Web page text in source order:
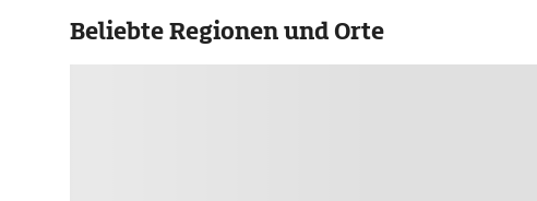
Beliebte Regionen und Orte